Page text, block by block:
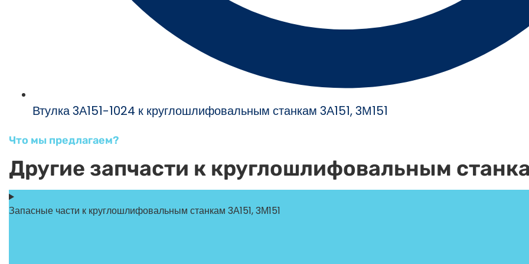
Втулка 3А151-1024 к круглошлифовальным станкам 3А151, 3М151
Что мы предлагаем?
Другие запчасти к круглошлифовальным
Запасные части к круглошлифовальным станкам 3А151, 3М151